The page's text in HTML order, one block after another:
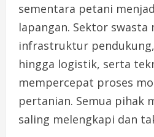
sementara petani
lapangan. Sektor swasta
infrastruktur
hingga logistik, serta
mempercepat proses
pertanian. Semua pihak
saling melengkapi dan